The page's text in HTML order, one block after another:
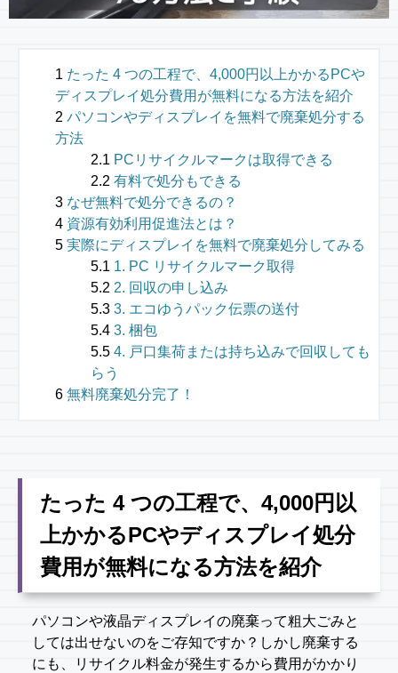
たった 4 つの工程で、4,000円以上かかるPCや
ディスプレイ処分費用が無料になる方法を紹介
パソコンやディスプレイを無料で廃棄処分する
方法
PCリサイクルマークは取得できる
有料で処分もできる
なぜ無料で処分できるの？
資源有効利用促進法とは？
実際にディスプレイを無料で廃棄処分してみる
1. PC リサイクルマーク取得
2. 回収の申し込み
3. エコゆうパック伝票の送付
3. 梱包
4. 戸口集荷または持ち込みで回収しても
らう
無料廃棄処分完了！
たった 4 つの工程で、4,000円以
上かかるPCやディスプレイ処分
費用が無料になる方法を紹介
パソコンや液晶ディスプレイの廃棄って粗大ごみと
しては出せないのをご存知ですか？しかし廃棄する
にも、リサイクル料金が発生するから費用がかかり